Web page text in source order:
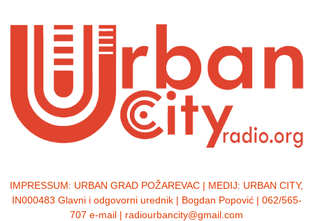
IMPRESSUM: URBAN GRAD POŽAREVAC | MEDIJ: URBAN CITY,
IN000483 Glavni i odgovorni urednik | Bogdan Popović | 062/565-
707 e-mail | radiourbancity@gmail.com